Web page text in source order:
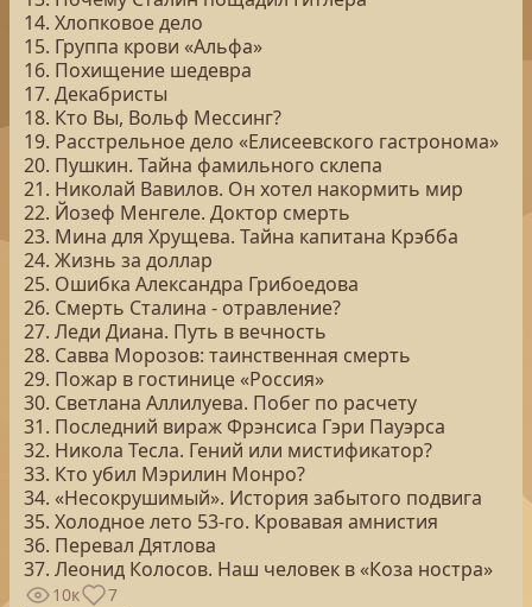
14. Хлопковое дело
15. Группа крови «Альфа»
16. Похищение шедевра
17. Декабристы
18. Кто Вы, Вольф Мессинг?
19. Расстрельное дело «Елисеевского гастронома»
20. Пушкин. Тайна фамильного склепа
21. Николай Вавилов. Он хотел накормить мир
22. Йозеф Менгеле. Доктор смерть
23. Мина для Хрущева. Тайна капитана Крэбба
24. Жизнь за доллар
25. Ошибка Александра Грибоедова
26. Смерть Сталина - отравление?
27. Леди Диана. Путь в вечность
28. Савва Морозов: таинственная смерть
29. Пожар в гостинице «Россия»
30. Светлана Аллилуева. Побег по расчету
31. Последний вираж Фрэнсиса Гэри Пауэрса
32. Никола Тесла. Гений или мистификатор?
33. Кто убил Мэрилин Монро?
34. «Несокрушимый». История забытого подвига
35. Холодное лето 53-го. Кровавая амнистия
36. Перевал Дятлова
37. Леонид Колосов. Наш человек в «Коза ностра»
10к 7